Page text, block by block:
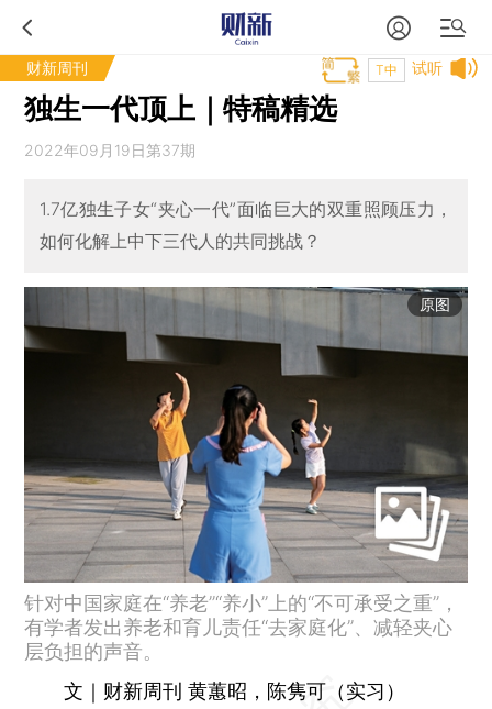
财新周刊 试听
T中
独生一代顶上｜特稿精选
2022年09月19日第37期
1.7亿独生子女“夹心一代”面临巨大的双重照顾压力，
如何化解上中下三代人的共同挑战？
原图
针对中国家庭在“养老”“养小”上的“不可承受之重”，
有学者发出养老和育儿责任“去家庭化”、减轻夹心
层负担的声音。
文｜财新周刊 黄蕙昭，陈隽可（实习）